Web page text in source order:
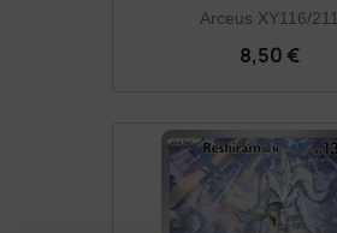
Arceus XY116/211
8,50 €